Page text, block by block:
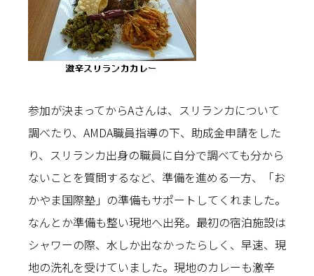
参加が決まってからAさんは、スリランカについて
調べたり、AMDA職員指導の下、助成金申請をした
り、スリランカ出身の職員に自分で調べても分から
ないことを質問するなど、準備を進める一方、「お
かやま国際塾」の準備もサポートしてくれました。
なんとか準備も整い現地へ出発。最初の宿泊施設は
シャワーの際、水しか出なかったらしく、早速、現
地の洗礼を受けていました。現地のカレーも激辛